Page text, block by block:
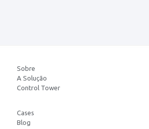
Sobre
A Solução
Control Tower
Cases
Blog